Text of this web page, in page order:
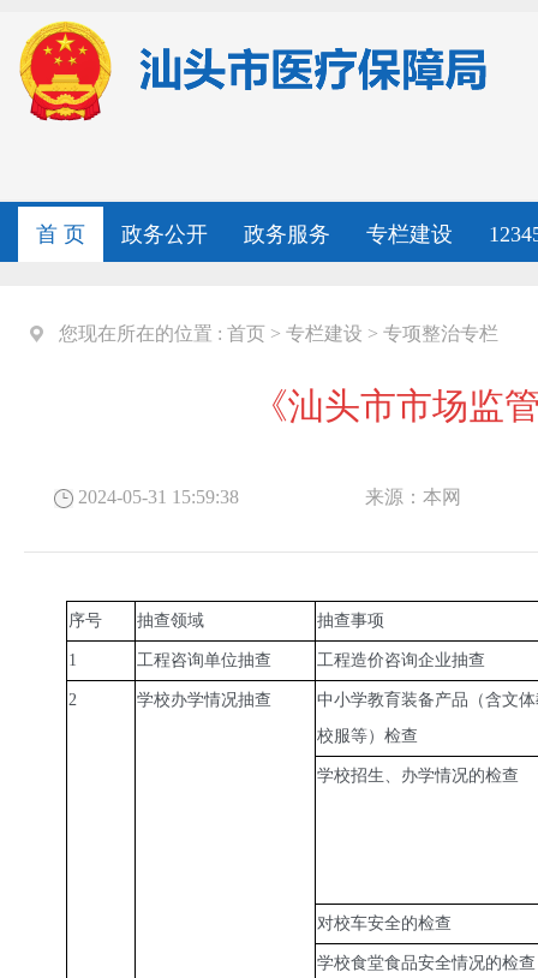
首 页 政务公开 政务服务 专栏建设
您现在所在的位置 : 首页 > 专栏建设 > 专项整治专栏
《汕头市市场监
2024-05-31 15:59:38 来源：本网
序号 抽查领域 抽查事项
1 工程咨询单位抽查 工程造价咨询企业抽查
2 学校办学情况抽查
中小学教育装备产品（含文
校服等）检查
学校招生、办学情况的检查
对校车安全的检查
学校食堂食品安全情况的检查